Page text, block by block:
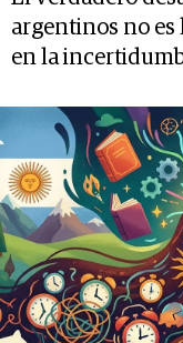
argentinos no es
en la